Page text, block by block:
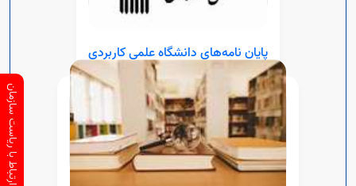
پایان نامه‌های دانشگاه علمی کاربردی
ارتباط با ریاست سازمان